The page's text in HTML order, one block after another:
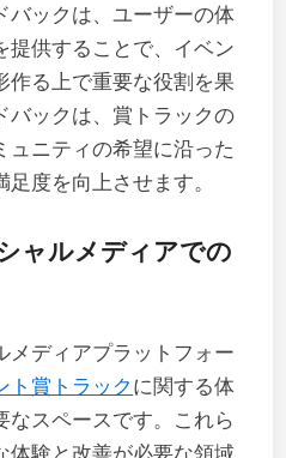
バックは、ユーザーの体
提供することで、イベン
作る上で重要な役割を果
バックは、賞トラックの
ュニティの希望に沿った
度を向上させます。
ャルメディアでの
メディアプラットフォー
ト賞トラックに関する体
なスペースです。これら
体験と改善が必要な領域